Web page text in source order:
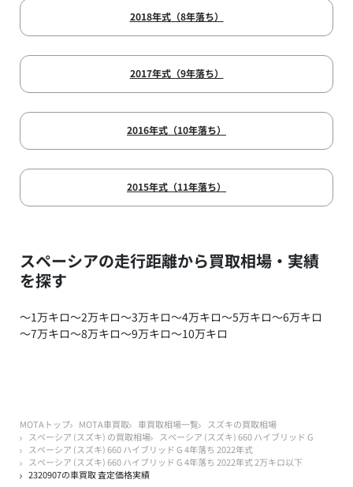
2018年式（8年落ち）
2017年式（9年落ち）
2016年式（10年落ち）
2015年式（11年落ち）
スペーシアの走行距離から買取相場・実績
を探す
～1万キロ～2万キロ～3万キロ～4万キロ～5万キロ～6万キロ
～7万キロ～8万キロ～9万キロ～10万キロ
MOTAトップ MOTA車買取 車買取相場一覧
スズキの買取相場
スペーシア (スズキ) の買取相場
スペーシア (スズキ) 660 ハイブリッド G
スペーシア (スズキ) 660 ハイブリッド G 4年落ち 2022年式
スペーシア (スズキ) 660 ハイブリッド G 4年落ち 2022年式 2万キロ以下
2320907の車買取 査定価格実績